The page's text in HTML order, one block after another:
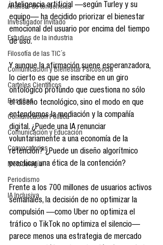
Análisis de tendencias
Investigador Invitado
Estudios de la industria
Filosofía de las TIC´s
Comunicación y Bienestar Psicosocia
Carteles Científicos
Reseñas
Comunicación Política
Comunicación y Educación
Convocatorias
Metodología
Periodismo
IA Inclusiva
inteligencia artificial —según Turley y su
equipo— ha decidido priorizar el bienestar
emocional del usuario por encima del tiempo
de uso.
Y aunque la afirmación suene esperanzadora,
lo cierto es que se inscribe en un giro
ontológico profundo que cuestiona no sólo
el diseño tecnológico, sino el modo en que
entendemos la mediación y la compañía
digital. ¿Puede una IA renunciar
voluntariamente a una economía de la
retención? ¿Puede un diseño algorítmico
practicar una ética de la contención?
Frente a los 700 millones de usuarios activos
semanales, la decisión de no optimizar la
compulsión —como Uber no optimiza el
tráfico o TikTok no optimiza el silencio—
parece menos una estrategia de mercado